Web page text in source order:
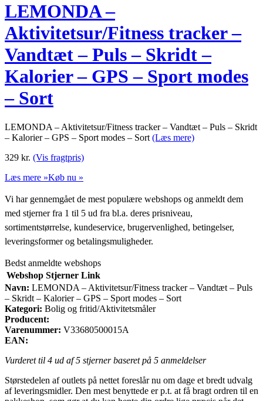
LEMONDA –
Aktivitetsur/Fitness tracker –
Vandtæt – Puls – Skridt –
Kalorier – GPS – Sport modes
– Sort
LEMONDA – Aktivitetsur/Fitness tracker – Vandtæt – Puls – Skridt
– Kalorier – GPS – Sport modes – Sort (Læs mere)
329 kr. (Vis fragtpris)
Læs mere »Køb nu »
Vi har gennemgået de mest populære webshops og anmeldt dem
med stjerner fra 1 til 5 ud fra bl.a. deres prisniveau,
sortimentstørrelse, kundeservice, brugervenlighed, betingelser,
leveringsformer og betalingsmuligheder.
Bedst anmeldte webshops
Webshop Stjerner Link
Navn: LEMONDA – Aktivitetsur/Fitness tracker – Vandtæt – Puls
– Skridt – Kalorier – GPS – Sport modes – Sort
Kategori: Bolig og fritid/Aktivitetsmåler
Producent:
Varenummer: V33680500015A
EAN:
Vurderet til 4 ud af 5 stjerner baseret på 5 anmeldelser
Størstedelen af outlets på nettet foreslår nu om dage et bredt udvalg
af leveringsmidler. Den mest benyttede er p.t. at få bragt ordren til en